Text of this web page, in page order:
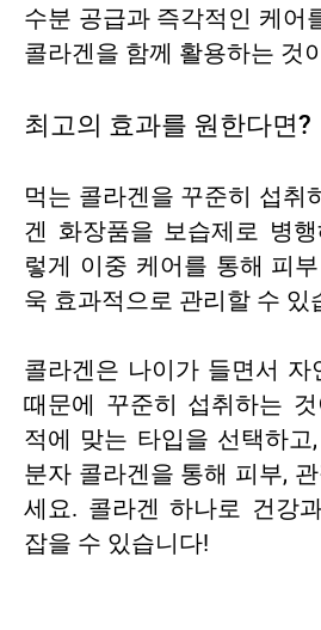
수분 공급과 즉각적인 케어
콜라겐을 함께 활용하는 것
최고의 효과를 원한다면?
먹는 콜라겐을 꾸준히 섭취
겐 화장품을 보습제로 병행
렇게 이중 케어를 통해 피
욱 효과적으로 관리할 수 있
콜라겐은 나이가 들면서 자
때문에 꾸준히 섭취하는
적에 맞는 타입을 선택하고
분자 콜라겐을 통해 피부,
세요. 콜라겐 하나로 건강
잡을 수 있습니다!